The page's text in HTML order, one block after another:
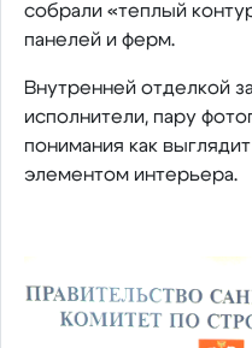
собрали «теплый
панелей и ферм.
Внутренней отделкой
исполнители, пару
понимания как
элементом интерьера.